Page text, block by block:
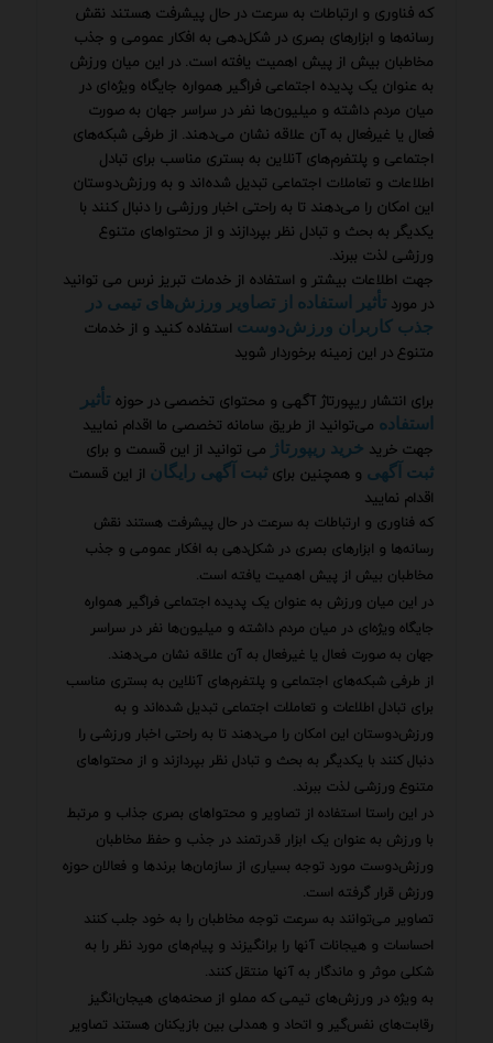
که فناوری و ارتباطات به سرعت در حال پیشرفت هستند نقش
رسانه‌ها و ابزارهای بصری در شکل‌دهی به افکار عمومی و جذب
مخاطبان بیش از پیش اهمیت یافته است. در این میان ورزش
به عنوان یک پدیده اجتماعی فراگیر همواره جایگاه ویژه‌ای در
میان مردم داشته و میلیون‌ها نفر در سراسر جهان به صورت
فعال یا غیرفعال به آن علاقه نشان می‌دهند. از طرفی شبکه‌های
اجتماعی و پلتفرم‌های آنلاین به بستری مناسب برای تبادل
اطلاعات و تعاملات اجتماعی تبدیل شده‌اند و به ورزش‌دوستان
این امکان را می‌دهند تا به راحتی اخبار ورزشی را دنبال کنند با
یکدیگر به بحث و تبادل نظر بپردازند و از محتواهای متنوع
ورزشی لذت ببرند.
جهت اطلاعات بیشتر و استفاده از خدمات تبریز نرس می توانید
در مورد تأثیر استفاده از تصاویر ورزش‌های تیمی در
جذب کاربران ورزش‌دوست استفاده کنید و از خدمات
متنوع در این زمینه برخوردار شوید
برای انتشار ریپورتاژ آگهی و محتوای تخصصی در حوزه تأثیر
استفاده می‌توانید از طریق سامانه تخصصی ما اقدام نمایید
جهت خرید خرید ریپورتاژ می توانید از این قسمت و برای
ثبت آگهی و همچنین برای ثبت آگهی رایگان از این قسمت
اقدام نمایید
که فناوری و ارتباطات به سرعت در حال پیشرفت هستند نقش
رسانه‌ها و ابزارهای بصری در شکل‌دهی به افکار عمومی و جذب
مخاطبان بیش از پیش اهمیت یافته است.
در این میان ورزش به عنوان یک پدیده اجتماعی فراگیر همواره
جایگاه ویژه‌ای در میان مردم داشته و میلیون‌ها نفر در سراسر
جهان به صورت فعال یا غیرفعال به آن علاقه نشان می‌دهند.
از طرفی شبکه‌های اجتماعی و پلتفرم‌های آنلاین به بستری مناسب
برای تبادل اطلاعات و تعاملات اجتماعی تبدیل شده‌اند و به
ورزش‌دوستان این امکان را می‌دهند تا به راحتی اخبار ورزشی را
دنبال کنند با یکدیگر به بحث و تبادل نظر بپردازند و از محتواهای
متنوع ورزشی لذت ببرند.
در این راستا استفاده از تصاویر و محتواهای بصری جذاب و مرتبط
با ورزش به عنوان یک ابزار قدرتمند در جذب و حفظ مخاطبان
ورزش‌دوست مورد توجه بسیاری از سازمان‌ها برندها و فعالان حوزه
ورزش قرار گرفته است.
تصاویر می‌توانند به سرعت توجه مخاطبان را به خود جلب کنند
احساسات و هیجانات آنها را برانگیزند و پیام‌های مورد نظر را به
شکلی موثر و ماندگار به آنها منتقل کنند.
به ویژه در ورزش‌های تیمی که مملو از صحنه‌های هیجان‌انگیز
رقابت‌های نفس‌گیر و اتحاد و همدلی بین بازیکنان هستند تصاویر